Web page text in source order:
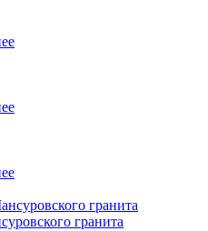
гранита